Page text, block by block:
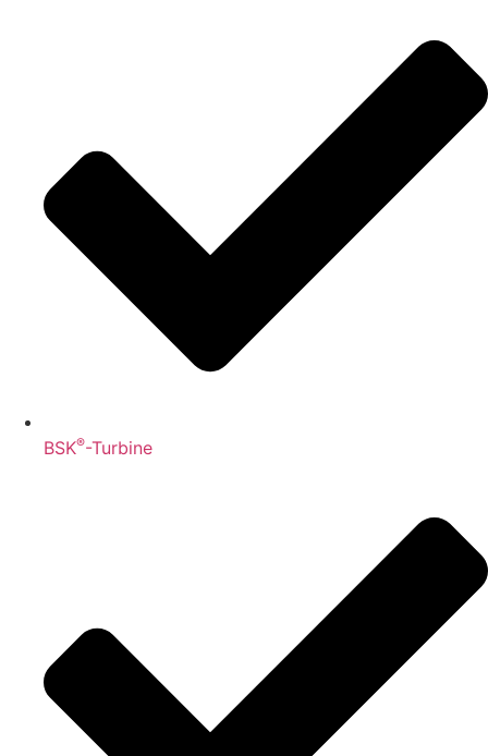
BSK®-Turbine